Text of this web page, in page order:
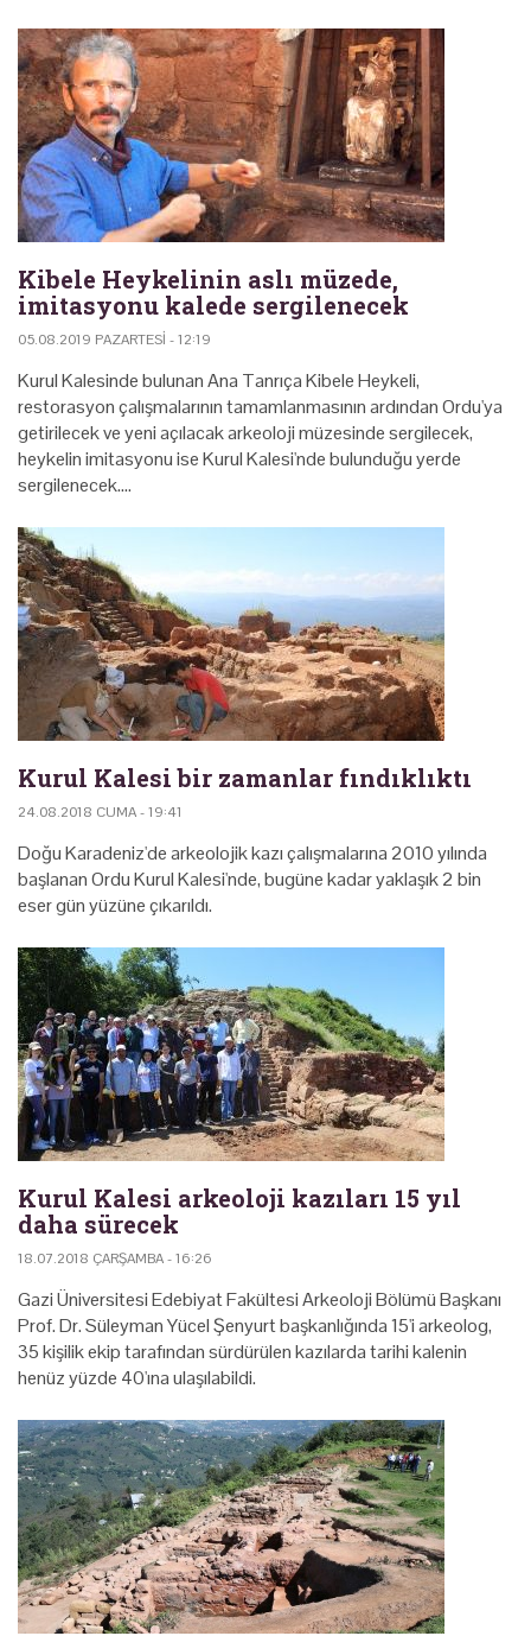
Kibele Heykelinin aslı müzede,
imitasyonu kalede sergilenecek
05.08.2019 PAZARTESI - 12:19
Kurul Kalesinde bulunan Ana Tanrıça Kibele Heykeli,
restorasyon çalışmalarının tamamlanmasının ardından Ordu'ya
getirilecek ve yeni açılacak arkeoloji müzesinde sergilecek,
heykelin imitasyonu ise Kurul Kalesi'nde bulunduğu yerde
sergilenecek.…
Kurul Kalesi bir zamanlar fındıklıktı
24.08.2018 CUMA - 19:41
Doğu Karadeniz'de arkeolojik kazı çalışmalarına 2010 yılında
başlanan Ordu Kurul Kalesi'nde, bugüne kadar yaklaşık 2 bin
eser gün yüzüne çıkarıldı.
Kurul Kalesi arkeoloji kazıları 15 yıl
daha sürecek
18.07.2018 ÇARŞAMBA - 16:26
Gazi Üniversitesi Edebiyat Fakültesi Arkeoloji Bölümü Başkanı
Prof. Dr. Süleyman Yücel Şenyurt başkanlığında 15'i arkeolog,
35 kişilik ekip tarafından sürdürülen kazılarda tarihi kalenin
henüz yüzde 40'ına ulaşılabildi.